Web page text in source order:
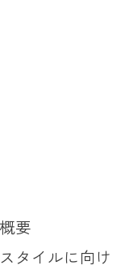
要
タイルに向け